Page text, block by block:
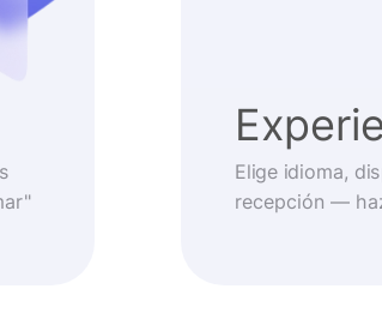
Elige idioma,
recepción —